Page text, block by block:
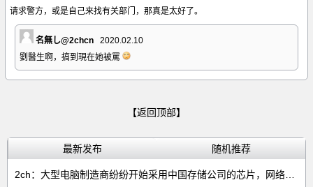
请求警方，或是自己来找有关部门，那真是太好了。
名無し@2chcn
2020.02.10
劉醫生啊，搞到現在她被罵
【返回顶部】
最新发布 随机推荐